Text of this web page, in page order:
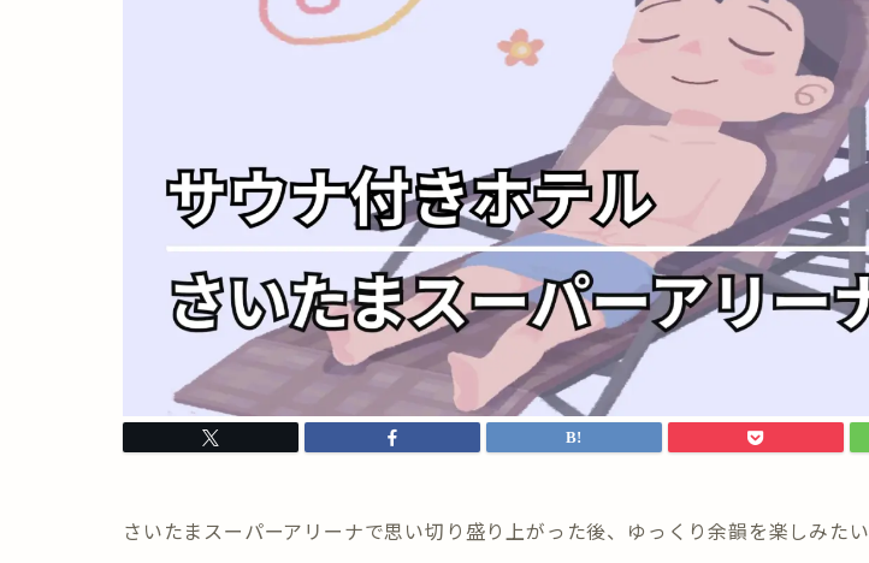
さいたまスーパーアリーナで思い切り盛り上がった後、 ゆっくり余韻を楽しみたい